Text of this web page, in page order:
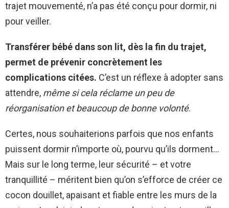
trajet mouvementé, n’a pas été conçu pour dormir, ni
pour veiller.
Transférer bébé dans son lit, dès la fin du trajet,
permet de prévenir concrètement les
complications citées. C’est un réflexe à adopter sans
attendre, même si cela réclame un peu de
réorganisation et beaucoup de bonne volonté.
Certes, nous souhaiterions parfois que nos enfants
puissent dormir n’importe où, pourvu qu’ils dorment…
Mais sur le long terme, leur sécurité – et votre
tranquillité – méritent bien qu’on s’efforce de créer ce
cocon douillet, apaisant et fiable entre les murs de la